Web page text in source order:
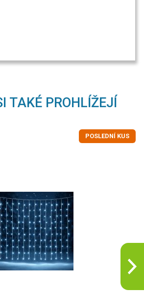
TAKÉ PROHLÍŽEJÍ
POSLEDNÍ KUS